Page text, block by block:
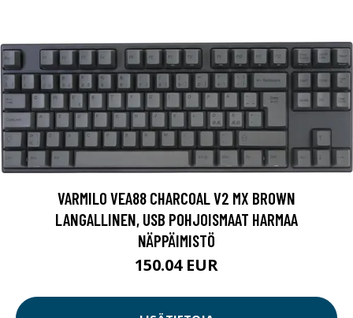
VARMILO VEA88 CHARCOAL V2 MX BROWN
LANGALLINEN, USB POHJOISMAAT HARMAA
NÄPPÄIMISTÖ
150.04 EUR